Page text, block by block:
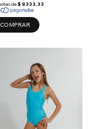
COMPRAR